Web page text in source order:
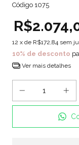
Código 1075
12 x de R$172,84 sem
10% de desconto
Ver mais detalhes